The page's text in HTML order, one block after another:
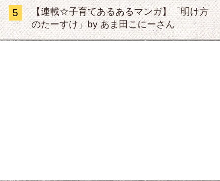
5
【連載☆子育てあるあるマンガ】「明け方
のたーすけ」by あま田こにーさん